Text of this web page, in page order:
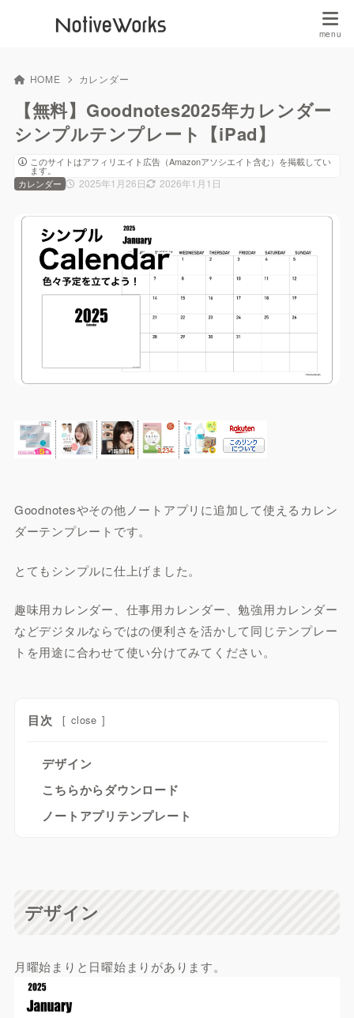
HOME カレンダー
【無料】Goodnotes2025年カレンダー
シンプルテンプレート【iPad】
このサイトはアフィリエイト広告（Amazonアソシエイト含む）を掲載してい
ます。
2025年1月26日 2026年1月1日
カレンダー
Goodnotesやその他ノートアプリに追加して使えるカレン
ダーテンプレートです。
とてもシンプルに仕上げました。
趣味用カレンダー、仕事用カレンダー、勉強用カレンダー
などデジタルならではの便利さを活かして同じテンプレー
トを用途に合わせて使い分けてみてください。
目次 [ close ]
デザイン
こちらからダウンロード
ノートアプリテンプレート
デザイン
月曜始まりと日曜始まりがあります。